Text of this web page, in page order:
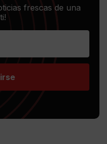
frescas de una